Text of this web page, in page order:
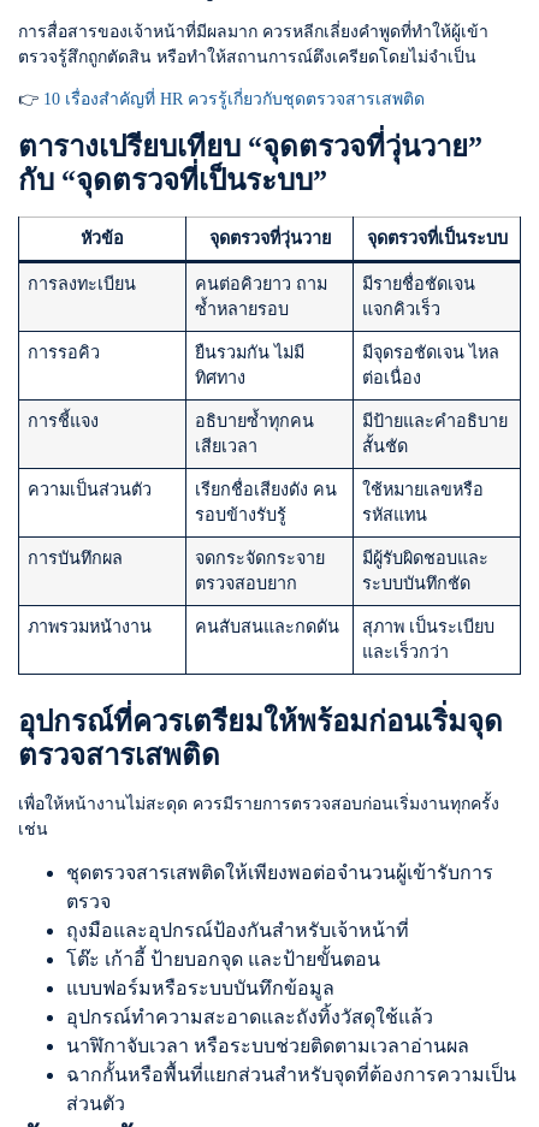
การสื่อสารของเจ้าหน้าที่มีผลมาก ควรหลีกเลี่ยงคำพูดที่ทำให้ผู้เข้า
ตรวจรู้สึกถูกตัดสิน หรือทำให้สถานการณ์ตึงเครียดโดยไม่จำเป็น
👉 10 เรื่องสำคัญที่ HR ควรรู้เกี่ยวกับชุดตรวจสารเสพติด
ตารางเปรียบเทียบ “จุดตรวจที่วุ่นวาย”
กับ “จุดตรวจที่เป็นระบบ”
หัวข้อ จุดตรวจที่วุ่นวาย จุดตรวจที่เป็นระบบ
การลงทะเบียน
คนต่อคิวยาว ถาม
ซ้ำหลายรอบ
มีรายชื่อชัดเจน
แจกคิวเร็ว
การรอคิว
ยืนรวมกัน ไม่มี
ทิศทาง
มีจุดรอชัดเจน ไหล
ต่อเนื่อง
การชี้แจง
อธิบายซ้ำทุกคน
เสียเวลา
มีป้ายและคำอธิบาย
สั้นชัด
ความเป็นส่วนตัว
เรียกชื่อเสียงดัง คน
รอบข้างรับรู้
ใช้หมายเลขหรือ
รหัสแทน
การบันทึกผล
จดกระจัดกระจาย
ตรวจสอบยาก
มีผู้รับผิดชอบและ
ระบบบันทึกชัด
ภาพรวมหน้างาน คนสับสนและกดดัน
สุภาพ เป็นระเบียบ
และเร็วกว่า
อุปกรณ์ที่ควรเตรียมให้พร้อมก่อนเริ่มจุด
ตรวจสารเสพติด
เพื่อให้หน้างานไม่สะดุด ควรมีรายการตรวจสอบก่อนเริ่มงานทุกครั้ง
เช่น
ชุดตรวจสารเสพติดให้เพียงพอต่อจำนวนผู้เข้ารับการ
ตรวจ
ถุงมือและอุปกรณ์ป้องกันสำหรับเจ้าหน้าที่
โต๊ะ เก้าอี้ ป้ายบอกจุด และป้ายขั้นตอน
แบบฟอร์มหรือระบบบันทึกข้อมูล
อุปกรณ์ทำความสะอาดและถังทิ้งวัสดุใช้แล้ว
นาฬิกาจับเวลา หรือระบบช่วยติดตามเวลาอ่านผล
ฉากกั้นหรือพื้นที่แยกส่วนสำหรับจุดที่ต้องการความเป็น
ส่วนตัว